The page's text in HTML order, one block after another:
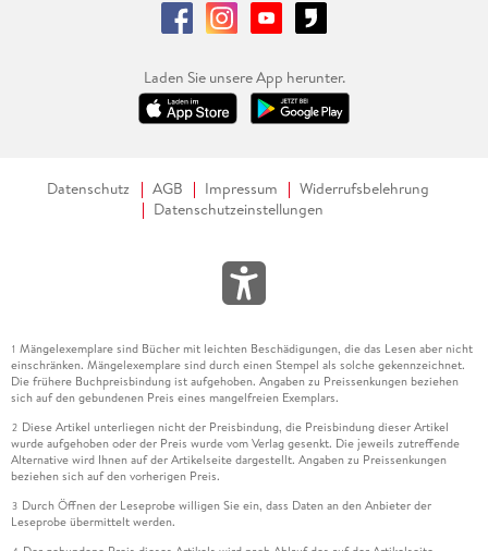
Laden Sie unsere App herunter.
Datenschutz AGB Impressum
Widerrufsbelehrung
Datenschutzeinstellungen
1 Mängelexemplare sind Bücher mit leichten Beschädigungen, die das Lesen aber nicht
einschränken. Mängelexemplare sind durch einen Stempel als solche gekennzeichnet.
Die frühere Buchpreisbindung ist aufgehoben. Angaben zu Preissenkungen beziehen
sich auf den gebundenen Preis eines mangelfreien Exemplars.
2 Diese Artikel unterliegen nicht der Preisbindung, die Preisbindung dieser Artikel
wurde aufgehoben oder der Preis wurde vom Verlag gesenkt. Die jeweils zutreffende
Alternative wird Ihnen auf der Artikelseite dargestellt. Angaben zu Preissenkungen
beziehen sich auf den vorherigen Preis.
3 Durch Öffnen der Leseprobe willigen Sie ein, dass Daten an den Anbieter der
Leseprobe übermittelt werden.